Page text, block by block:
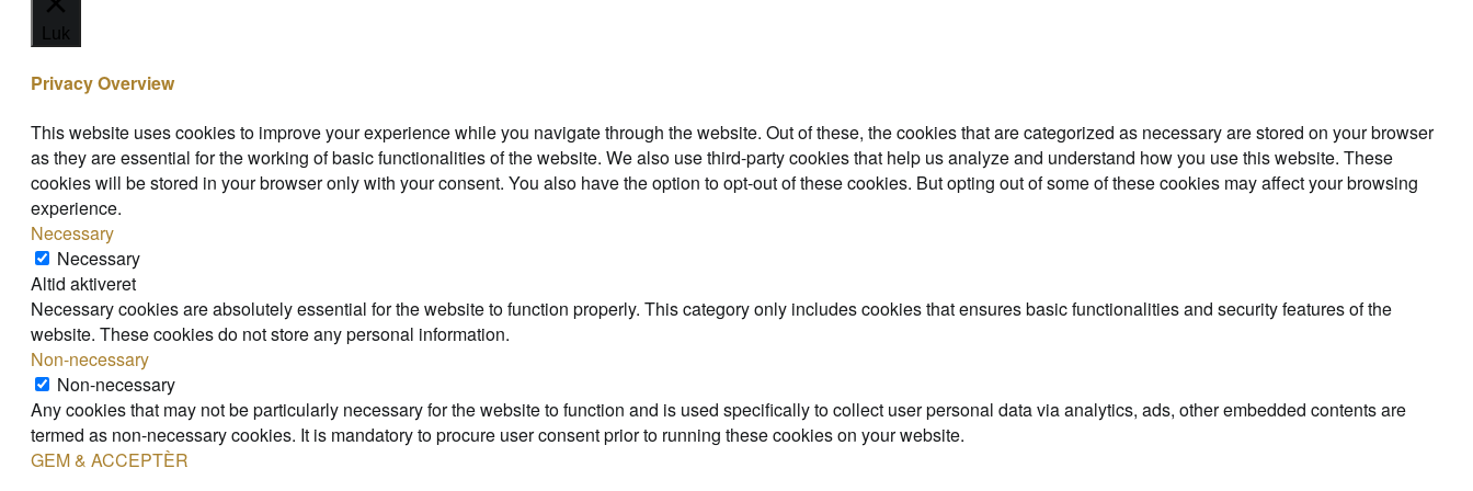
Luk
Privacy Overview
This website uses cookies to improve your experience while you navigate through the website. Out of these, the cookies that are categorized as necessary are stored on your browser
as they are essential for the working of basic functionalities of the website. We also use third-party cookies that help us analyze and understand how you use this website. These
cookies will be stored in your browser only with your consent. You also have the option to opt-out of these cookies. But opting out of some of these cookies may affect your browsing
experience.
Necessary
Necessary
Altid aktiveret
Necessary cookies are absolutely essential for the website to function properly. This category only includes cookies that ensures basic functionalities and security features of the
website. These cookies do not store any personal information.
Non-necessary
Non-necessary
Any cookies that may not be particularly necessary for the website to function and is used specifically to collect user personal data via analytics, ads, other embedded contents are
termed as non-necessary cookies. It is mandatory to procure user consent prior to running these cookies on your website.
GEM & ACCEPTÈR